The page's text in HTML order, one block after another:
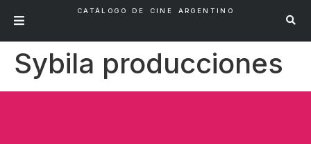
CATÁLOGO DE CINE ARGENTINO
Sybila producciones